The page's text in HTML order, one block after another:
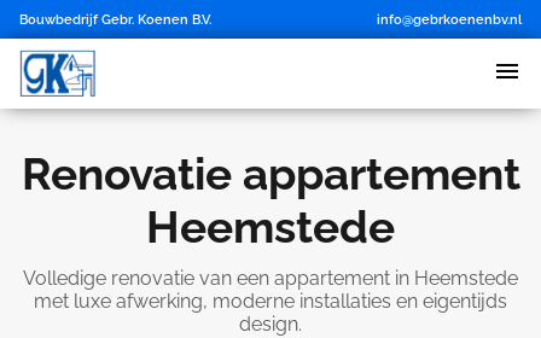
Bouwbedrijf Gebr. Koenen B.V. info@gebrkoenenbv.nl
Renovatie appartement
Heemstede
Volledige renovatie van een appartement in Heemstede
met luxe afwerking, moderne installaties en eigentijds
design.